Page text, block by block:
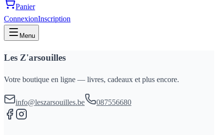
Panier
ConnexionInscription
Menu
Les Z'arsouilles
Votre boutique en ligne — livres, cadeaux et plus encore.
info@leszarsouilles.be 087556680